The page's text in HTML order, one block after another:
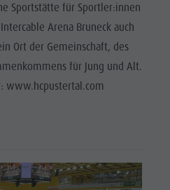
Sportstätte für Sportler:innen
Arena Bruneck auch
Ort der Gemeinschaft, des
für Jung und Alt.
www.hcpustertal.com